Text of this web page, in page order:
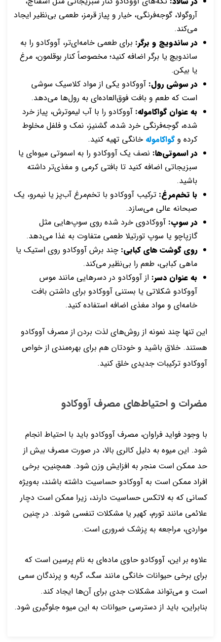
آروگولا، گوجه‌فرنگی، خیار و پیاز قرمز، طعمی بی‌نظیر ایجاد
می‌کند.
در ساندویچ و برگر: برای طعمی خامه‌ای‌تر، آووکادو را به
ساندویچ یا برگر اضافه کنید؛ مخصوصاً کنار بوقلمون، مرغ
یا بیکن.
در سوشی رول‌: آووکادو یکی از مواد کلاسیک سوشی
است که طعم و بافت فوق‌العاده‌ای به رول‌ها می‌دهد.
به عنوان گواکاموله: آووکادو را با آب لیموترش، پیاز خرد
شده، گوجه‌فرنگی خرد شده، گشنیز، نمک و فلفل مخلوط
کرده وگواکاموله خانگی تهیه کنید.
در اسموتی‌ها: نصف یک آووکادو را به اسموتی میوه‌ای یا
سبزیجاتی اضافه کنید تا بافتی کرمی و مغذی‌تر داشته
باشید.
با تخم‌مرغ: ترکیب آووکادو با تخم‌مرغ آب‌پز یا نیمرو، یک
صبحانه عالی می‌سازد.
در سوپ: آووکادوی خرد شده روی سوپ‌هایی مثل
گازپاچو یا سوپ تورتیلا طعمی متفاوت به غذا می‌دهد.
روی گوشت های کبابی: چند برش آووکادو روی استیک یا
ماهی کبابی، طعم را بی‌نظیر می‌کند.
به عنوان دسر: از آووکادو در دسرهایی مانند موس
آووکادو شکلاتی یا بستنی آووکادو برای داشتن بافت
خامه‌ای و مواد مغذی اضافه استفاده کنید.
این تنها چند نمونه از روش‌های لذت بردن از مصرف آووکادو
هستند. خلاق باشید و خودتان هم برای بهره‌مندی از خواص
آووکادو ترکیبات جدیدی خلق کنید.
مضرات و احتیاط‌های مصرف آووکادو
با وجود فواید فراوان، مصرف آووکادو باید با احتیاط انجام
شود. این میوه به دلیل کالری بالا، در صورت مصرف بیش از
حد ممکن است منجر به افزایش وزن شود. همچنین، برخی
افراد ممکن است به آووکادو حساسیت داشته باشند، به‌ویژه
کسانی که به لاتکس حساسیت دارند، زیرا ممکن است دچار
علائمی مانند تورم، کهیر یا مشکلات تنفسی شوند. در چنین
مواردی، مراجعه به پزشک ضروری است.
علاوه بر این، آووکادو حاوی ماده‌ای به نام پرسین است که
برای برخی حیوانات خانگی مانند سگ، گربه و پرندگان سمی
است و می‌تواند مشکلات جدی برای آن‌ها ایجاد کند.
بنابراین، باید از دسترسی حیوانات به این میوه جلوگیری شود.